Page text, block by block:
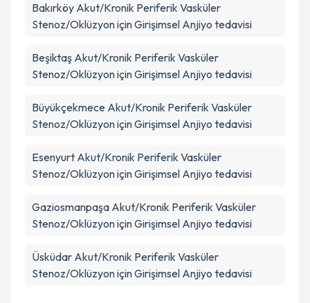
Bakırköy Akut/Kronik Periferik Vasküler
Stenoz/Oklüzyon için Girişimsel Anjiyo tedavisi
Beşiktaş Akut/Kronik Periferik Vasküler
Stenoz/Oklüzyon için Girişimsel Anjiyo tedavisi
Büyükçekmece Akut/Kronik Periferik Vasküler
Stenoz/Oklüzyon için Girişimsel Anjiyo tedavisi
Esenyurt Akut/Kronik Periferik Vasküler
Stenoz/Oklüzyon için Girişimsel Anjiyo tedavisi
Gaziosmanpaşa Akut/Kronik Periferik Vasküler
Stenoz/Oklüzyon için Girişimsel Anjiyo tedavisi
Üsküdar Akut/Kronik Periferik Vasküler
Stenoz/Oklüzyon için Girişimsel Anjiyo tedavisi